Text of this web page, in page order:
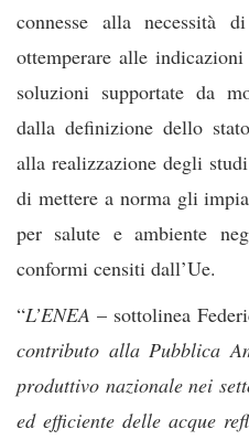
connesse alla necessità
ottemperare alle
soluzioni supportate da
dalla definizione dello
alla realizzazione degli
di mettere a norma gli
per salute e ambiente
conformi censiti dall’Ue.
“L’ENEA – sottolinea
contributo alla Pubblica
produttivo nazionale nei
ed efficiente delle acque